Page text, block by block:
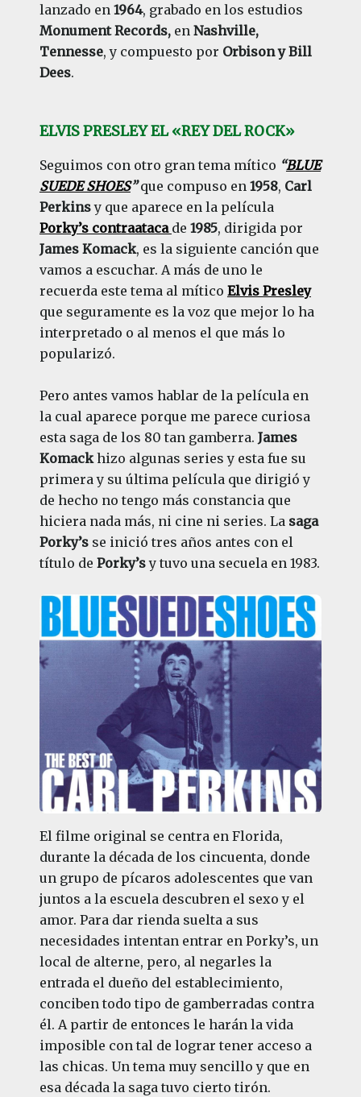
lanzado en 1964, grabado en los estudios
Monument Records,en Nashville,
Tennesse, y compuesto por Orbison y Bill
Dees.
ELVIS PRESLEY EL «REY DEL ROCK»
Seguimos con otro gran tema mítico “BLUE
SUEDE SHOES” que compuso en 1958, Carl
Perkinsy que aparece en la película
Porky’s contraataca de 1985, dirigida por
James Komack, es la siguiente canción que
vamos a escuchar. A más de uno le
recuerda este tema al mítico Elvis Presley
que seguramente es la voz que mejor lo ha
interpretado o al menos el que más lo
popularizó.
Pero antes vamos hablar de la película en
la cual aparece porque me parece curiosa
esta saga de los 80 tan gamberra. James
Komackhizo algunas series y esta fue su
primera y su última película que dirigió y
de hecho no tengo más constancia que
hiciera nada más, ni cine ni series. La saga
Porky’sse inició tres años antes con el
título de Porky’sy tuvo una secuela en 1983.
El filme original se centra en Florida,
durante la década de los cincuenta, donde
un grupo de pícaros adolescentes que van
juntos a la escuela descubren el sexo y el
amor. Para dar rienda suelta a sus
necesidades intentan entrar en Porky’s, un
local de alterne, pero, al negarles la
entrada el dueño del establecimiento,
conciben todo tipo de gamberradas contra
él. A partir de entonces le harán la vida
imposible con tal de lograr tener acceso a
las chicas. Un tema muy sencillo y que en
esa década la saga tuvo cierto tirón.